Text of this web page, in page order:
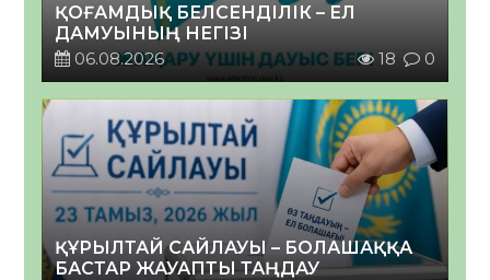
ҚОҒАМДЫҚ БЕЛСЕНДІЛІК – ЕЛ
ДАМУЫНЫҢ НЕГІЗІ
06.08.2026
18 0
ҚҰРЫЛТАЙ САЙЛАУЫ – БОЛАШАҚҚА
БАСТАР ЖАУАПТЫ ТАҢДАУ